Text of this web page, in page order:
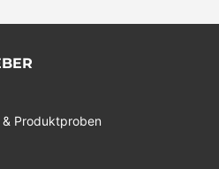
Produktproben